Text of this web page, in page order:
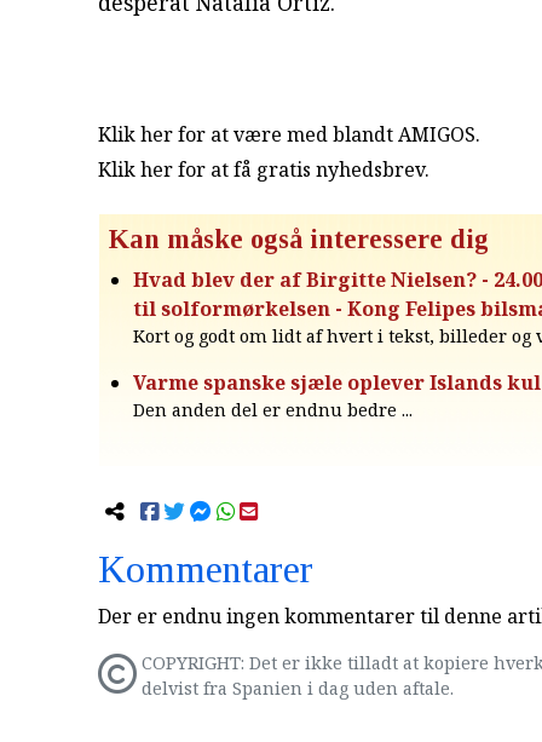
Klik her for at være med blandt AMIGOS.
Klik her for at få gratis nyhedsbrev.
Kan måske også interessere dig
Hvad blev der af Birgitte Nielsen? -
til solformørkelsen - Kong Felipes
Kort og godt om lidt af hvert i tekst, billeder og
Varme spanske sjæle oplever Islands
Den anden del er endnu bedre ...
Kommentarer
Der er endnu ingen kommentarer til denne
COPYRIGHT: Det er ikke tilladt at kopiere
delvist fra Spanien i dag uden aftale.